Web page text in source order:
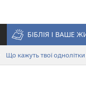
БІБЛІЯ І ВАШЕ
Що кажуть твої однолітки